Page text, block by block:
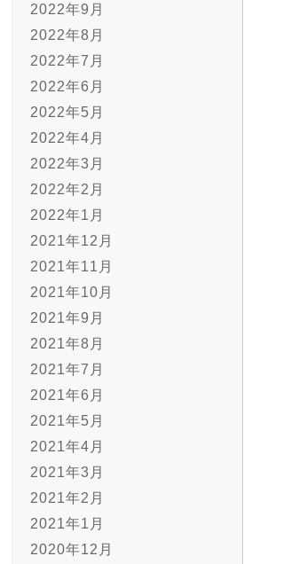
2022年9月
2022年8月
2022年7月
2022年6月
2022年5月
2022年4月
2022年3月
2022年2月
2022年1月
2021年12月
2021年11月
2021年10月
2021年9月
2021年8月
2021年7月
2021年6月
2021年5月
2021年4月
2021年3月
2021年2月
2021年1月
2020年12月